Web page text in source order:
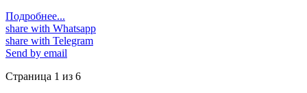
Подробнее...
share with Whatsapp
share with Telegram
Send by email
Страница 1 из 6